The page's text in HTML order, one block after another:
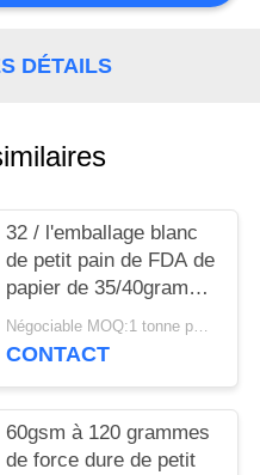
DÉTAILS
32 / l'emballage blanc
de petit pain de FDA de
papier de 35/40grams
MG emballage pour
emballer ébrèche
Négociable MOQ:1 tonne pour la taille spéciale
CONTACT
60gsm à 120 grammes
de force dure de petit